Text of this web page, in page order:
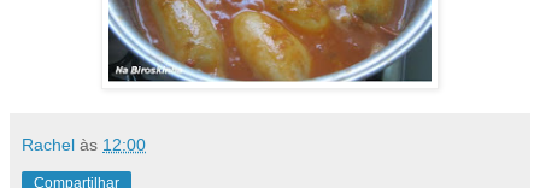
Rachel às 12:00
Compartilhar